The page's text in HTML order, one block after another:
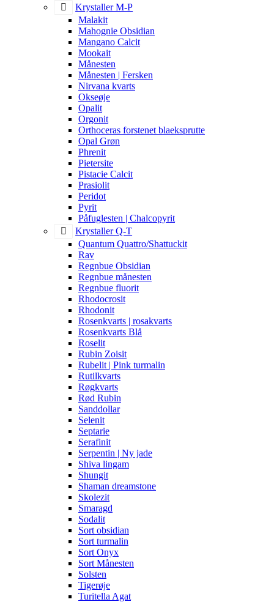
Krystaller M-P
Malakit
Mahognie Obsidian
Mangano Calcit
Mookait
Månesten
Månesten | Fersken
Nirvana kvarts
Okseøje
Opalit
Orgonit
Orthoceras forstenet blaeksprutte
Opal Grøn
Phrenit
Pietersite
Pistacie Calcit
Prasiolit
Peridot
Pyrit
Påfuglesten | Chalcopyrit
Krystaller Q-T
Quantum Quattro/Shattuckit
Rav
Regnbue Obsidian
Regnbue månesten
Regnbue fluorit
Rhodocrosit
Rhodonit
Rosenkvarts | rosakvarts
Rosenkvarts Blå
Roselit
Rubin Zoisit
Rubelit | Pink turmalin
Rutilkvarts
Røgkvarts
Rød Rubin
Sanddollar
Selenit
Septarie
Serafinit
Serpentin | Ny jade
Shiva lingam
Shungit
Shaman dreamstone
Skolezit
Smaragd
Sodalit
Sort obsidian
Sort turmalin
Sort Onyx
Sort Månesten
Solsten
Tigerøje
Turitella Agat